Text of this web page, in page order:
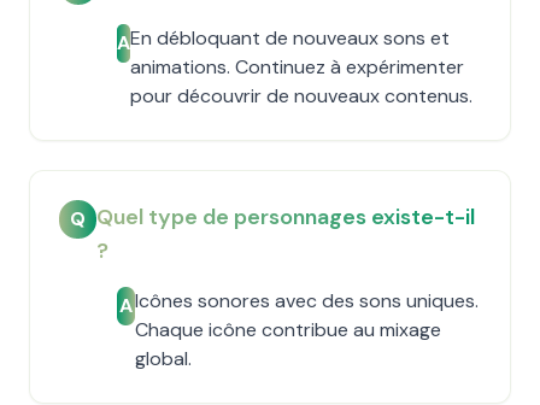
AEn débloquant de nouveaux sons et
animations. Continuez à expérimenter
pour découvrir de nouveaux contenus.
Q Quel type de personnages existe-t-il
?
AIcônes sonores avec des sons uniques.
Chaque icône contribue au mixage
global.